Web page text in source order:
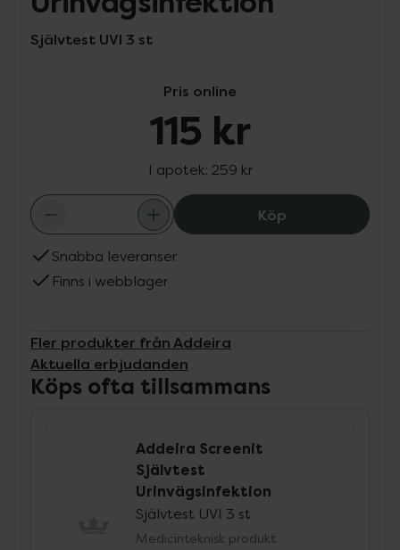
Självtest UVI 3 st
Pris online
115 kr
I apotek: 259 kr
KöpAddeira
Snabba leveranser
Finns i webblager
Fler produkter från Addeira
Aktuella erbjudanden
Köps ofta tillsammans
Addeira Screenit
Självtest
Urinvägsinfektion
Självtest UVI 3 st
Medicinteknisk produkt